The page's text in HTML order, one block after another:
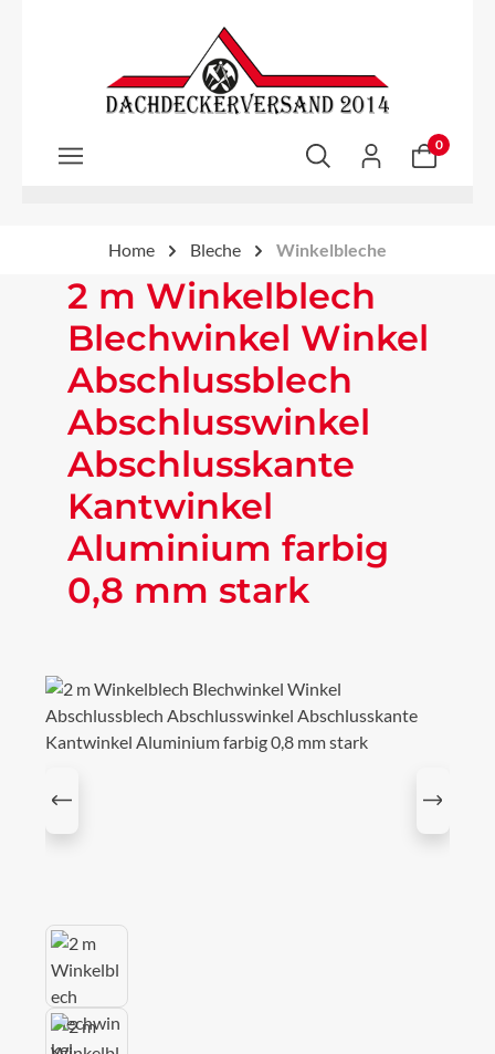
Zum Hauptinhalt springen
0
Home Bleche Winkelbleche
2 m Winkelblech
Blechwinkel Winkel
Abschlussblech
Abschlusswinkel
Abschlusskante
Kantwinkel
Aluminium farbig
0,8 mm stark
Bildergalerie überspringen